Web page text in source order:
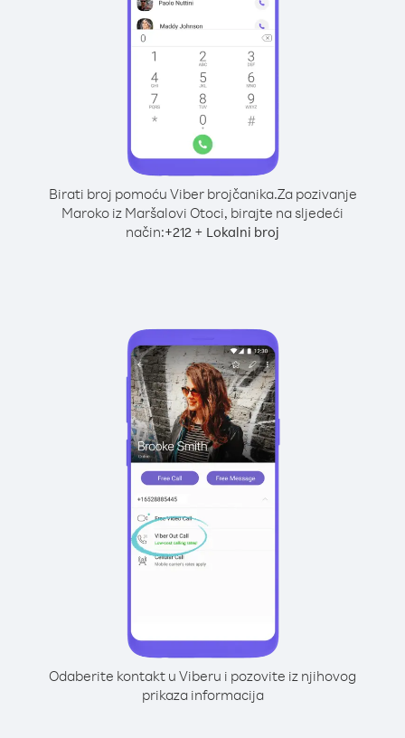
Birati broj pomoću Viber brojčanika.Za pozivanje
Maroko iz Maršalovi Otoci, birajte na sljedeći
način:+212 + Lokalni broj
Odaberite kontakt u Viberu i pozovite iz njihovog
prikaza informacija